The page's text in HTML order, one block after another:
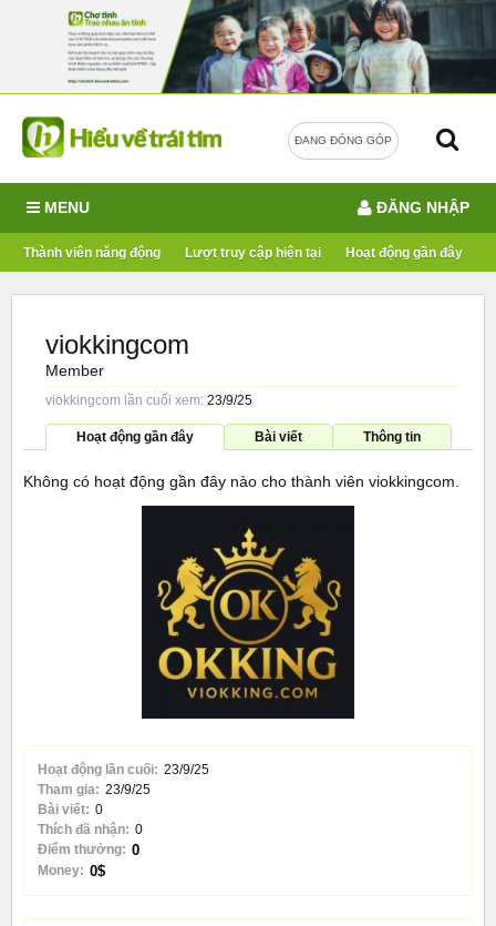
ĐANG ĐÓNG GÓP
MENU
Thành viên năng động Lượt truy cập hiện tại Hoạt động gần đây
ĐĂNG NHẬP
Hoạt động lần cuối: 23/9/25
Tham gia: 23/9/25
Bài viết: 0
Thích đã nhận: 0
Điểm thưởng: 0
Money: 0$
viokkingcom
Member
viokkingcom lần cuối xem: 23/9/25
Hoạt động gần đây Bài viết Thông tin
Không có hoạt động gần đây nào cho thành viên viokkingcom.